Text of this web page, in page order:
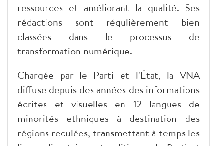
ressources et améliorant la qualité. Ses
rédactions sont régulièrement bien
classées dans le processus de
transformation numérique.
Chargée par le Parti et l’État, la VNA
diffuse depuis des années des informations
écrites et visuelles en 12 langues de
minorités ethniques à destination des
régions reculées, transmettant à temps les